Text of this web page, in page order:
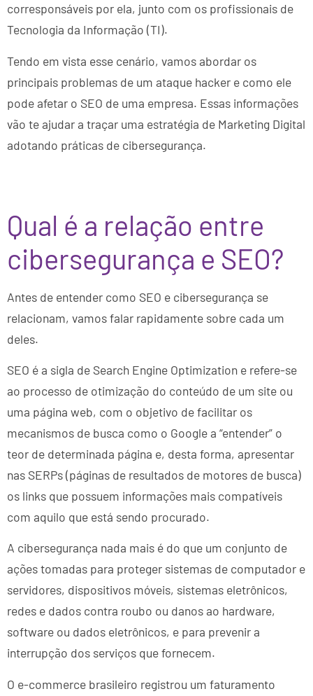
corresponsáveis por ela, junto com os profissionais de
Tecnologia da Informação (TI).
Tendo em vista esse cenário, vamos abordar os
principais problemas de um ataque hacker e como ele
pode afetar o SEO de uma empresa. Essas informações
vão te ajudar a traçar uma estratégia de Marketing Digital
adotando práticas de cibersegurança.
Qual é a relação entre
cibersegurança e SEO?
Antes de entender como SEO e cibersegurança se
relacionam, vamos falar rapidamente sobre cada um
deles.
SEO é a sigla de Search Engine Optimization e refere-se
ao processo de otimização do conteúdo de um site ou
uma página web, com o objetivo de facilitar os
mecanismos de busca como o Google a “entender” o
teor de determinada página e, desta forma, apresentar
nas SERPs (páginas de resultados de motores de busca)
os links que possuem informações mais compatíveis
com aquilo que está sendo procurado.
A cibersegurança nada mais é do que um conjunto de
ações tomadas para proteger sistemas de computador e
servidores, dispositivos móveis, sistemas eletrônicos,
redes e dados contra roubo ou danos ao hardware,
software ou dados eletrônicos, e para prevenir a
interrupção dos serviços que fornecem.
O e-commerce brasileiro registrou um faturamento